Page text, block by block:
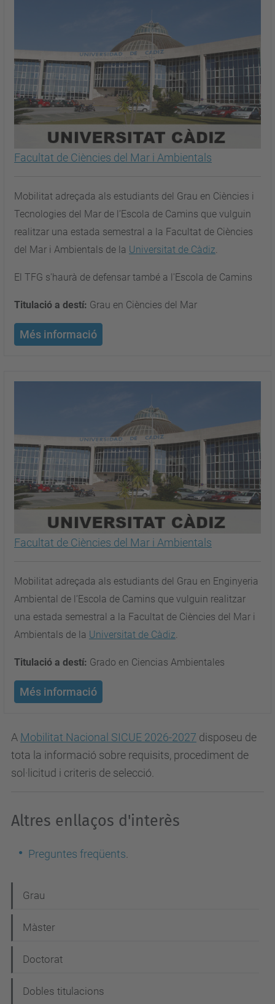
Facultat de Ciències del Mar i Ambientals
Mobilitat adreçada als estudiants del Grau en Ciències i
Tecnologies del Mar de l’Escola de Camins que vulguin
realitzar una estada semestral a la Facultat de Ciències
del Mar i Ambientals de la Universitat de Càdiz.
El TFG s'haurà de defensar també a l'Escola de Camins
Titulació a destí: Grau en Ciències del Mar
Més informació
Facultat de Ciències del Mar i Ambientals
Mobilitat adreçada als estudiants del Grau en Enginyeria
Ambiental de l’Escola de Camins que vulguin realitzar
una estada semestral a la Facultat de Ciències del Mar i
Ambientals de la Universitat de Càdiz.
Titulació a destí: Grado en Ciencias Ambientales
Més informació
A Mobilitat Nacional SICUE 2026-2027 disposeu de
tota la informació sobre requisits, procediment de
sol·licitud i criteris de selecció.
Altres enllaços d'interès
Preguntes freqüents
a
v
g
Grau
Màster
Doctorat
Dobles titulacions